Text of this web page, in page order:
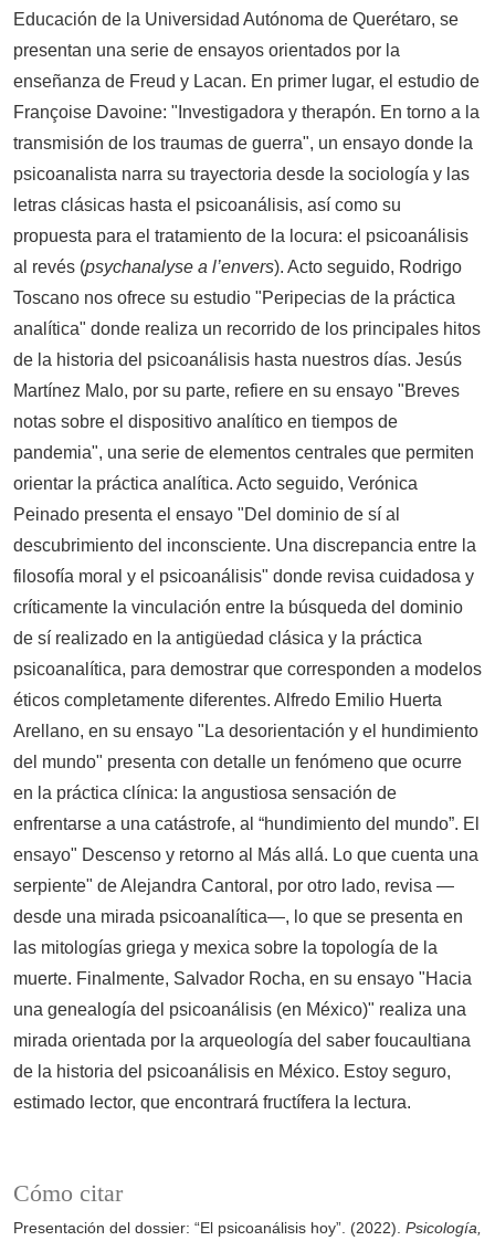
Cómo citar
Presentación del dossier: “El psicoanálisis hoy”. (2022). Psicología,
Educación de la Universidad Autónoma de Querétaro, se
presentan una serie de ensayos orientados por la
enseñanza de Freud y Lacan. En primer lugar, el estudio de
Françoise Davoine: "Investigadora y therapón. En torno a la
transmisión de los traumas de guerra", un ensayo donde la
psicoanalista narra su trayectoria desde la sociología y las
letras clásicas hasta el psicoanálisis, así como su
propuesta para el tratamiento de la locura: el psicoanálisis
al revés (psychanalyse a l’envers). Acto seguido, Rodrigo
Toscano nos ofrece su estudio "Peripecias de la práctica
analítica" donde realiza un recorrido de los principales hitos
de la historia del psicoanálisis hasta nuestros días. Jesús
Martínez Malo, por su parte, refiere en su ensayo "Breves
notas sobre el dispositivo analítico en tiempos de
pandemia", una serie de elementos centrales que permiten
orientar la práctica analítica. Acto seguido, Verónica
Peinado presenta el ensayo "Del dominio de sí al
descubrimiento del inconsciente. Una discrepancia entre la
filosofía moral y el psicoanálisis" donde revisa cuidadosa y
críticamente la vinculación entre la búsqueda del dominio
de sí realizado en la antigüedad clásica y la práctica
psicoanalítica, para demostrar que corresponden a modelos
éticos completamente diferentes. Alfredo Emilio Huerta
Arellano, en su ensayo "La desorientación y el hundimiento
del mundo" presenta con detalle un fenómeno que ocurre
en la práctica clínica: la angustiosa sensación de
enfrentarse a una catástrofe, al “hundimiento del mundo”. El
ensayo" Descenso y retorno al Más allá. Lo que cuenta una
serpiente" de Alejandra Cantoral, por otro lado, revisa —
desde una mirada psicoanalítica—, lo que se presenta en
las mitologías griega y mexica sobre la topología de la
muerte. Finalmente, Salvador Rocha, en su ensayo "Hacia
una genealogía del psicoanálisis (en México)" realiza una
mirada orientada por la arqueología del saber foucaultiana
de la historia del psicoanálisis en México. Estoy seguro,
estimado lector, que encontrará fructífera la lectura.